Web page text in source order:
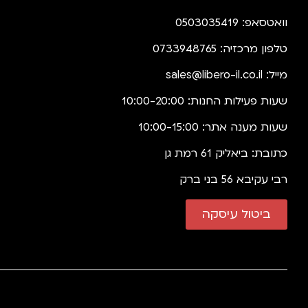
וואטסאפ: 0503035419
טלפון מרכזיה: 0733948765
מייל: sales@libero-il.co.il
שעות פעילות החנות: 10:00-20:00
שעות מענה אתר: 10:00-15:00
כתובת: ביאליק 61 רמת גן
רבי עקיבא 56 בני ברק
ביטול עיסקה